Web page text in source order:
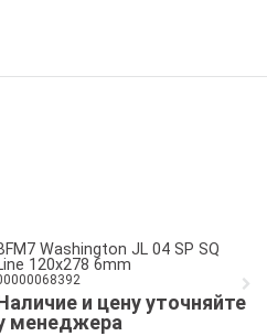
Washington JL 04 SP SQ
120x278 6mm
и цену уточняйте
менеджера